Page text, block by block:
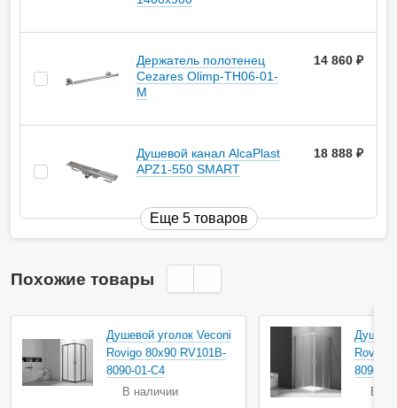
Держатель полотенец
Cezares Olimp-TH06-01-
M
14 860
Душевой канал AlcaPlast
APZ1-550 SMART
18 888
Еще 5 товаров
Похожие товары
Душевой уголок Veconi
Rovigo 80х90 RV101B-
8090-01-C4
В наличии
Rovigo
8090-
В